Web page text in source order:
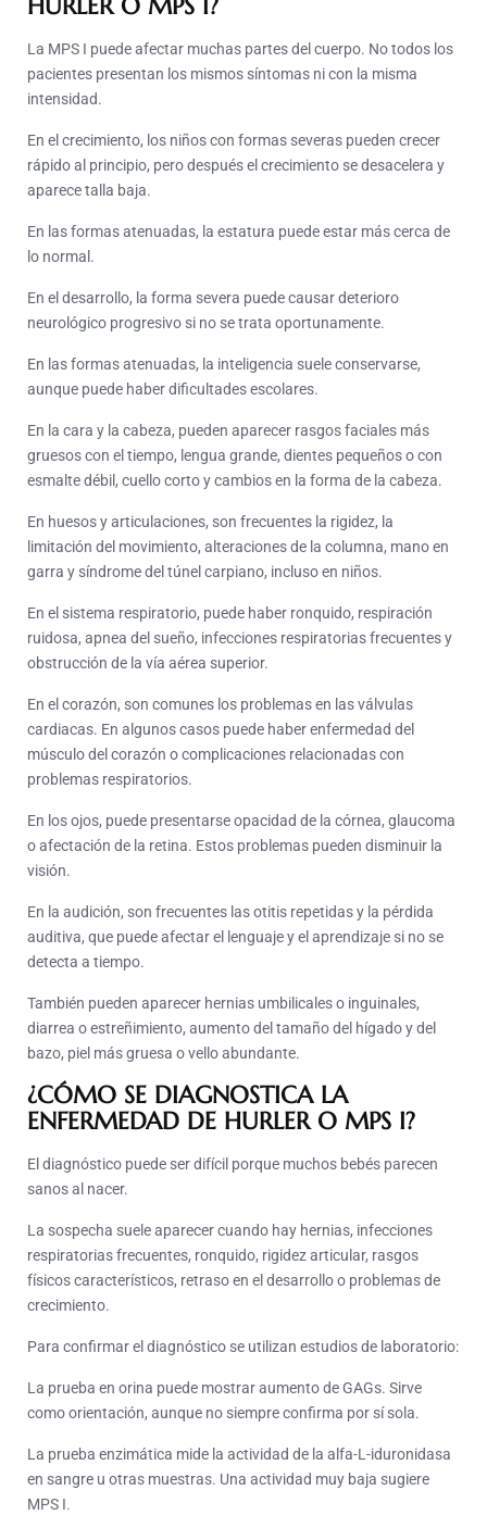
HURLER O MPS I?
La MPS I puede afectar muchas partes del cuerpo. No todos los
pacientes presentan los mismos síntomas ni con la misma
intensidad.
En el crecimiento, los niños con formas severas pueden crecer
rápido al principio, pero después el crecimiento se desacelera y
aparece talla baja.
En las formas atenuadas, la estatura puede estar más cerca de
lo normal.
En el desarrollo, la forma severa puede causar deterioro
neurológico progresivo si no se trata oportunamente.
En las formas atenuadas, la inteligencia suele conservarse,
aunque puede haber dificultades escolares.
En la cara y la cabeza, pueden aparecer rasgos faciales más
gruesos con el tiempo, lengua grande, dientes pequeños o con
esmalte débil, cuello corto y cambios en la forma de la cabeza.
En huesos y articulaciones, son frecuentes la rigidez, la
limitación del movimiento, alteraciones de la columna, mano en
garra y síndrome del túnel carpiano, incluso en niños.
En el sistema respiratorio, puede haber ronquido, respiración
ruidosa, apnea del sueño, infecciones respiratorias frecuentes y
obstrucción de la vía aérea superior.
En el corazón, son comunes los problemas en las válvulas
cardiacas. En algunos casos puede haber enfermedad del
músculo del corazón o complicaciones relacionadas con
problemas respiratorios.
En los ojos, puede presentarse opacidad de la córnea, glaucoma
o afectación de la retina. Estos problemas pueden disminuir la
visión.
En la audición, son frecuentes las otitis repetidas y la pérdida
auditiva, que puede afectar el lenguaje y el aprendizaje si no se
detecta a tiempo.
También pueden aparecer hernias umbilicales o inguinales,
diarrea o estreñimiento, aumento del tamaño del hígado y del
bazo, piel más gruesa o vello abundante.
¿CÓMO SE DIAGNOSTICA LA
ENFERMEDAD DE HURLER O MPS I?
El diagnóstico puede ser difícil porque muchos bebés parecen
sanos al nacer.
La sospecha suele aparecer cuando hay hernias, infecciones
respiratorias frecuentes, ronquido, rigidez articular, rasgos
físicos característicos, retraso en el desarrollo o problemas de
crecimiento.
Para confirmar el diagnóstico se utilizan estudios de laboratorio:
La prueba en orina puede mostrar aumento de GAGs. Sirve
como orientación, aunque no siempre confirma por sí sola.
La prueba enzimática mide la actividad de la alfa-L-iduronidasa
en sangre u otras muestras. Una actividad muy baja sugiere
MPS I.